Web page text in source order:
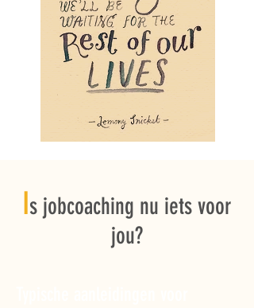
Is jobcoaching nu iets voor
jou?